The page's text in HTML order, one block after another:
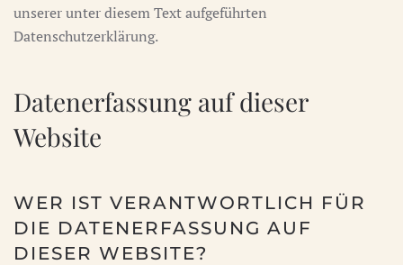
unserer unter diesem Text aufgeführten
Datenschutzerklärung.
Datenerfassung auf dieser
Website
WER IST VERANTWORTLICH FÜR
DIE DATENERFASSUNG AUF
DIESER WEBSITE?